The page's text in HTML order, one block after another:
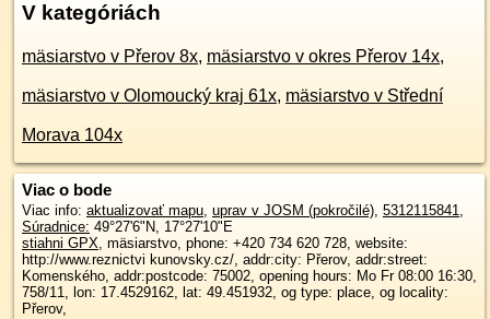
V kategóriách
mäsiarstvo v Přerov 8x, mäsiarstvo v okres Přerov 14x,
mäsiarstvo v Olomoucký kraj 61x, mäsiarstvo v Střední
Morava 104x
Viac o bode
Viac info: aktualizovať mapu, uprav v JOSM (pokročilé), 5312115841,
Súradnice: 49°27'6"N, 17°27'10"E
stiahni GPX, mäsiarstvo, phone: +420 734 620 728, website:
http://www.reznictvi kunovsky.cz/, addr:city: Přerov, addr:street:
Komenského, addr:postcode: 75002, opening hours: Mo Fr 08:00 16:30,
758/11, lon: 17.4529162, lat: 49.451932, og type: place, og locality:
Přerov,